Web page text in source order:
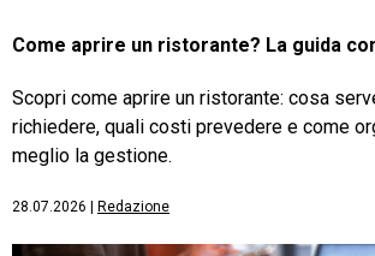
Come aprire un ristorante? La guida
Scopri come aprire un ristorante: cosa
richiedere, quali costi prevedere e come
meglio la gestione.
28.07.2026 Redazione